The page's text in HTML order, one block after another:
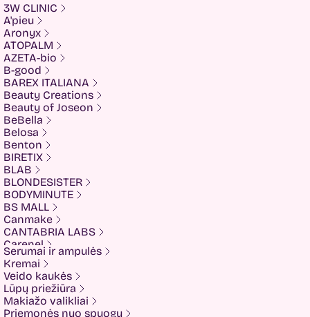
3W CLINIC
A'pieu
Aronyx
ATOPALM
AZETA-bio
B-good
BAREX ITALIANA
Beauty Creations
Beauty of Joseon
BeBella
Belosa
Benton
BIRETIX
BLAB
BLONDESISTER
BODYMINUTE
BS MALL
Canmake
CANTABRIA LABS
Carenel
CHALURE
Cherubs
Cliniccare
COSRX
COTRIL
Serumai ir ampulės
Kremai
Veido kaukės
Lūpų priežiūra
Makiažo valikliai
Priemonės nuo spuogų